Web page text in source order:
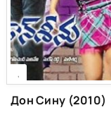
[xfgiven_season]
,[/xfgiven_season]
Дон Сину (2010)